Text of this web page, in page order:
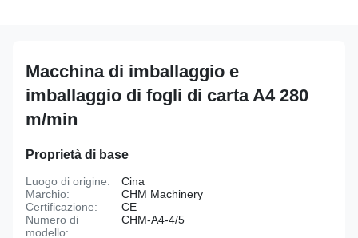
Macchina di imballaggio e
imballaggio di fogli di carta A4 280
m/min
Proprietà di base
Luogo di origine:
Cina
Marchio:
CHM Machinery
Certificazione:
CE
Numero di
modello:
CHM-A4-4/5